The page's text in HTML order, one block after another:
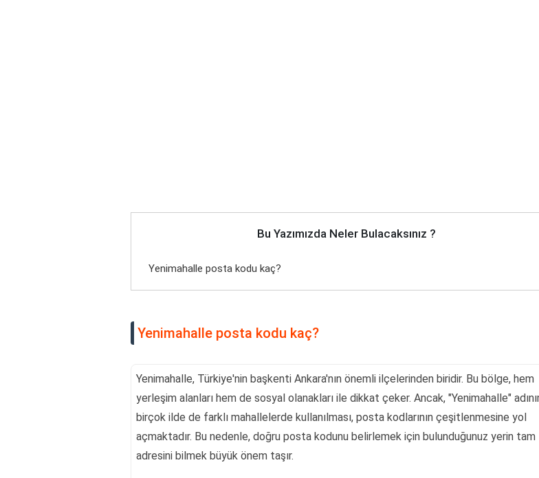
Bu Yazımızda Neler Bulacaksınız ?
Yenimahalle posta kodu kaç?
Yenimahalle posta kodu kaç?
Yenimahalle, Türkiye'nin başkenti Ankara'nın önemli ilçelerinden biridir. Bu bölge, hem
yerleşim alanları hem de sosyal olanakları ile dikkat çeker. Ancak, "Yenimahalle"
birçok ilde de farklı mahallelerde kullanılması, posta kodlarının çeşitlenmesine yol
açmaktadır. Bu nedenle, doğru posta kodunu belirlemek için bulunduğunuz yerin tam
adresini bilmek büyük önem taşır.